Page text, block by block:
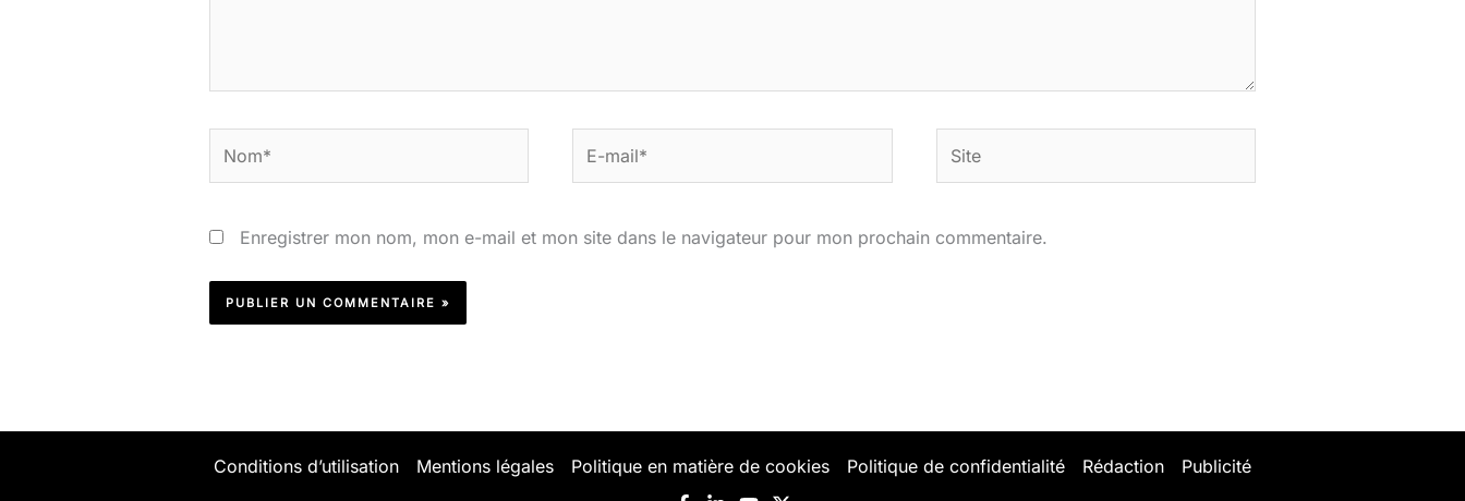
mail*
Enregistrer mon nom, mon e-mail et mon site dans le navigateur pour mon prochain commentaire.
Conditions d’utilisation Mentions légales Politique en matière de cookies Politique de confidentialité Rédaction Publicité